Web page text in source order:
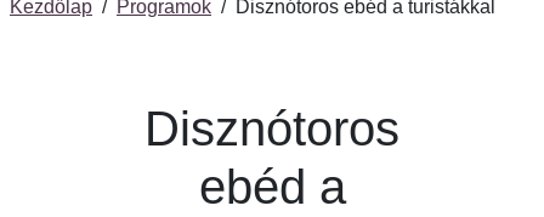
Kezdőlap / Programok /Disznótoros ebéd a turistákkal
Disznótoros
ebéd a